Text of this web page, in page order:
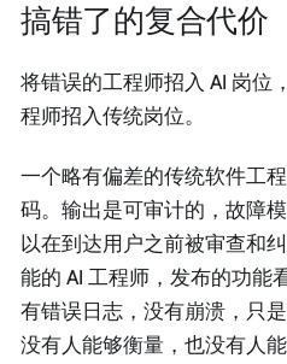
搞错了的复合代价
将错误的工程师招入 AI 岗位
程师招入传统岗位。
一个略有偏差的传统软件工
码。输出是可审计的，故障
以在到达用户之前被审查和
能的 AI 工程师，发布的功
有错误日志，没有崩溃，只
没有人能够衡量，也没有人